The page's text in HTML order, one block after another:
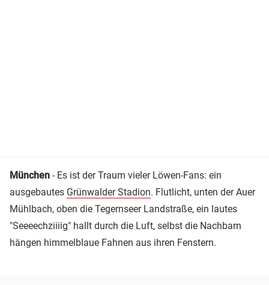
München - Es ist der Traum vieler Löwen-Fans: ein
ausgebautes Grünwalder Stadion. Flutlicht, unten der Auer
Mühlbach, oben die Tegernseer Landstraße, ein lautes
"Seeeechziiiig" hallt durch die Luft, selbst die Nachbarn
hängen himmelblaue Fahnen aus ihren Fenstern.